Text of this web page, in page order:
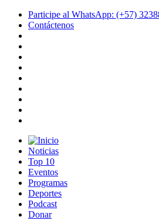
Participe al WhatsApp: (+57)
Contáctenos
Noticias
Top 10
Eventos
Programas
Deportes
Podcast
Donar